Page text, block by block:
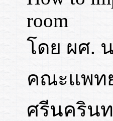
room
โดย ผศ.
คณะแพท
ศรีนคริน